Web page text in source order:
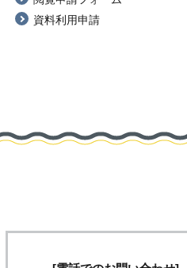
資料利用申請